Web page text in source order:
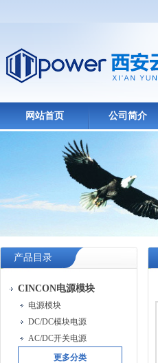
网站首页 公司简介
产品目录
CINCON电源模块
电源模块
DC/DC模块电源
AC/DC开关电源
更多分类